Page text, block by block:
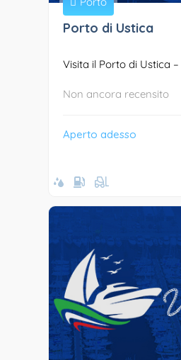
Porto di Ustica
Visita il Porto di Ustica –
Non ancora recensito
Aperto adesso